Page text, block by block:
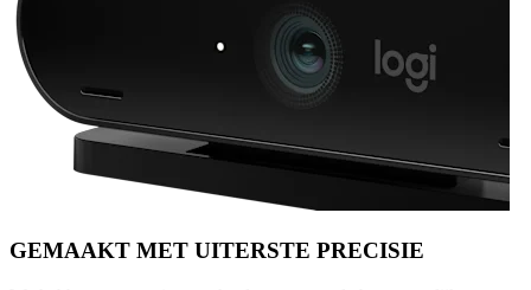
GEMAAKT MET UITERSTE PRECISIE